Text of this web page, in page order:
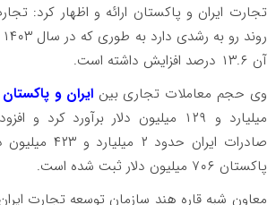
تجارت ایران و پاکستان ارائه و اظهار کرد:
آن ۱۳.۶ درصد افزایش داشته است.
وی حجم معاملات تجاری بینایران و پاکستان
میلیارد و ۱۲۹ میلیون دلار برآورد
صادرات ایران
پاکستان ۷۰۶ میلیون دلار ثبت شده است.